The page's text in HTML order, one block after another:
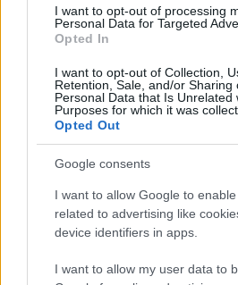
I want to opt-out of processing
Personal Data for Targeted
Opted In
I want to opt-out of Collection,
Retention, Sale, and/or Sharing
Personal Data that Is Unrelated
Purposes for which it was
Opted Out
Google consents
I want to allow Google to
related to advertising like
device identifiers in apps.
I want to allow my user data to